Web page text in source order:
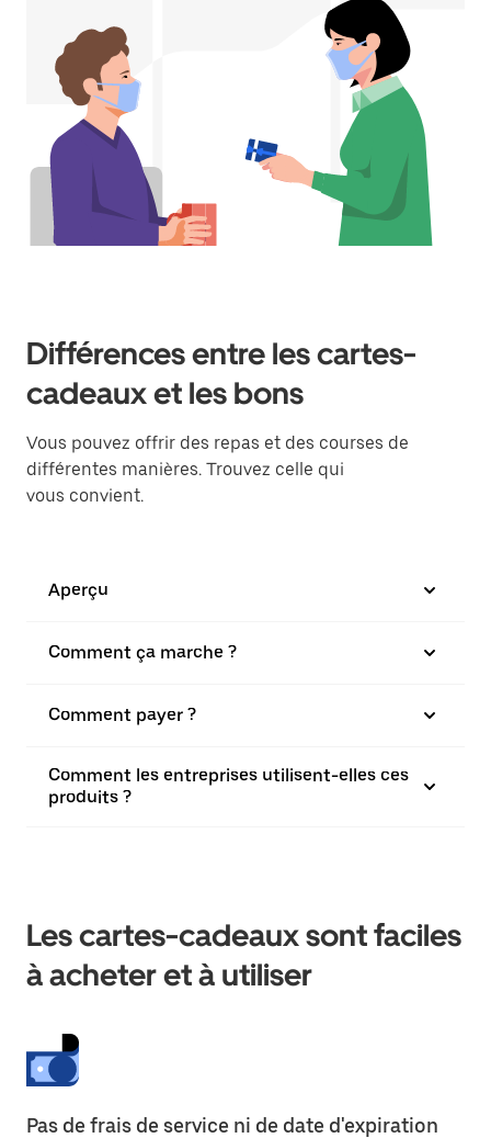
Différences entre les cartes-
cadeaux et les bons
Vous pouvez offrir des repas et des courses de
différentes manières. Trouvez celle qui
vous convient.
Aperçu
Comment ça marche ?
Comment payer ?
Comment les entreprises utilisent-elles ces
produits ?
Les cartes-cadeaux sont faciles
à acheter et à utiliser
Pas de frais de service ni de date d'expiration